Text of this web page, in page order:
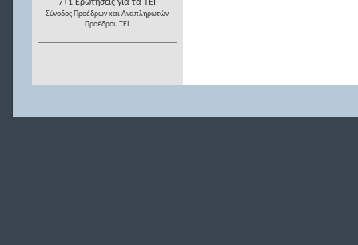
7+1 Ερωτήσεις για τα ΤΕΙ
Σύνοδος Προέδρων και Αναπληρωτών
Προέδρου ΤΕΙ